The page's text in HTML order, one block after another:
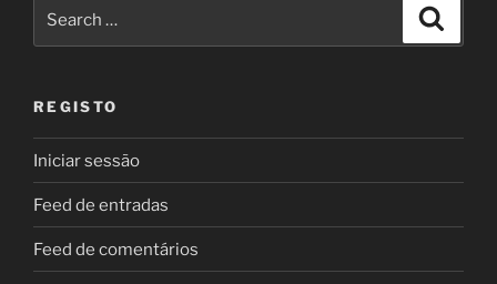
REGISTO
Iniciar sessão
Feed de entradas
Feed de comentários